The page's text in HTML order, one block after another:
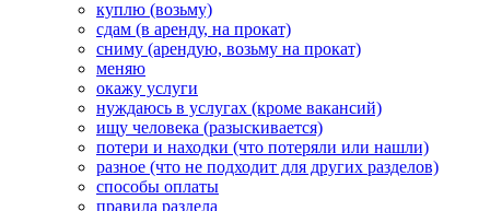
куплю (возьму)
сдам (в аренду, на прокат)
сниму (арендую, возьму на прокат)
меняю
окажу услуги
нуждаюсь в услугах (кроме вакансий)
ищу человека (разыскивается)
потери и находки (что потеряли или нашли)
разное (что не подходит для других разделов)
способы оплаты
правила раздела